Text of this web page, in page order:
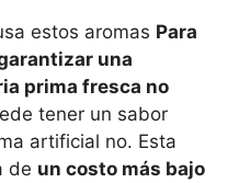
estos aromas Para
una
prima fresca no
tener un sabor
artificial no. Esta
de un costo más bajo